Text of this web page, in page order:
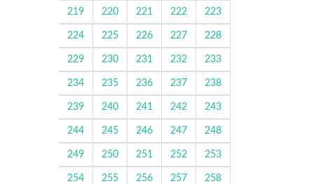
219 220 221 222 223
224 225 226 227 228
229 230 231 232 233
234 235 236 237 238
239 240 241 242 243
244 245 246 247 248
249 250 251 252 253
254 255 256 257 258